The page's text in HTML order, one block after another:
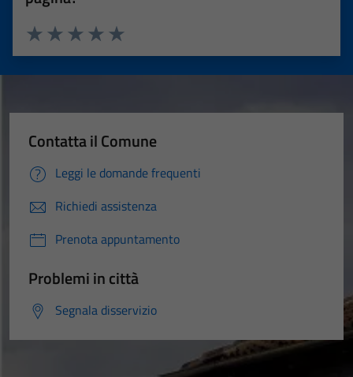
Valuta 5 stelle su 5
Valuta 4 stelle su 5
Valuta 3 stelle su 5
Valuta 2 stelle su 5
Valuta 1 stelle su 5
Contatta il Comune
Leggi le domande frequenti
Richiedi assistenza
Prenota appuntamento
Problemi in città
Segnala disservizio